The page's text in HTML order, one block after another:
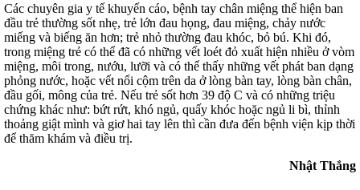
Các chuyên gia y tế khuyến cáo, bệnh tay chân miệng thể hiện ban
đầu trẻ thường sốt nhẹ, trẻ lớn đau họng, đau miệng, chảy nước
miếng và biếng ăn hơn; trẻ nhỏ thường đau khóc, bỏ bú. Khi đó,
trong miệng trẻ có thể đã có những vết loét đỏ xuất hiện nhiều ở vòm
miệng, môi trong, nướu, lưỡi và có thể thấy những vết phát ban dạng
phỏng nước, hoặc vết nổi cộm trên da ở lòng bàn tay, lòng bàn chân,
đầu gối, mông của trẻ. Nếu trẻ sốt hơn 39 độ C và có những triệu
chứng khác như: bứt rứt, khó ngủ, quấy khóc hoặc ngủ li bì, thỉnh
thoảng giật mình và giơ hai tay lên thì cần đưa đến bệnh viện kịp thời
để thăm khám và điều trị.
Nhật Thắng